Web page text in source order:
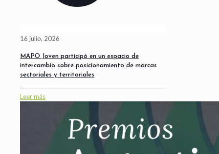
16 julio, 2026
MAPO Joven participó en un espacio de
intercambio sobre posicionamiento de marcas
sectoriales y territoriales
Leer más